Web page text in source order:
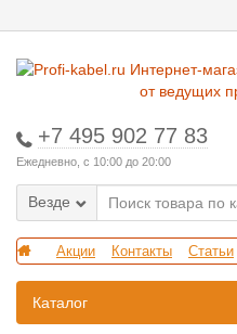
+7 495 902 77 83
Ежедневно, с 10:00 до 20:00
Везде
Акции Контакты Статьи
Каталог